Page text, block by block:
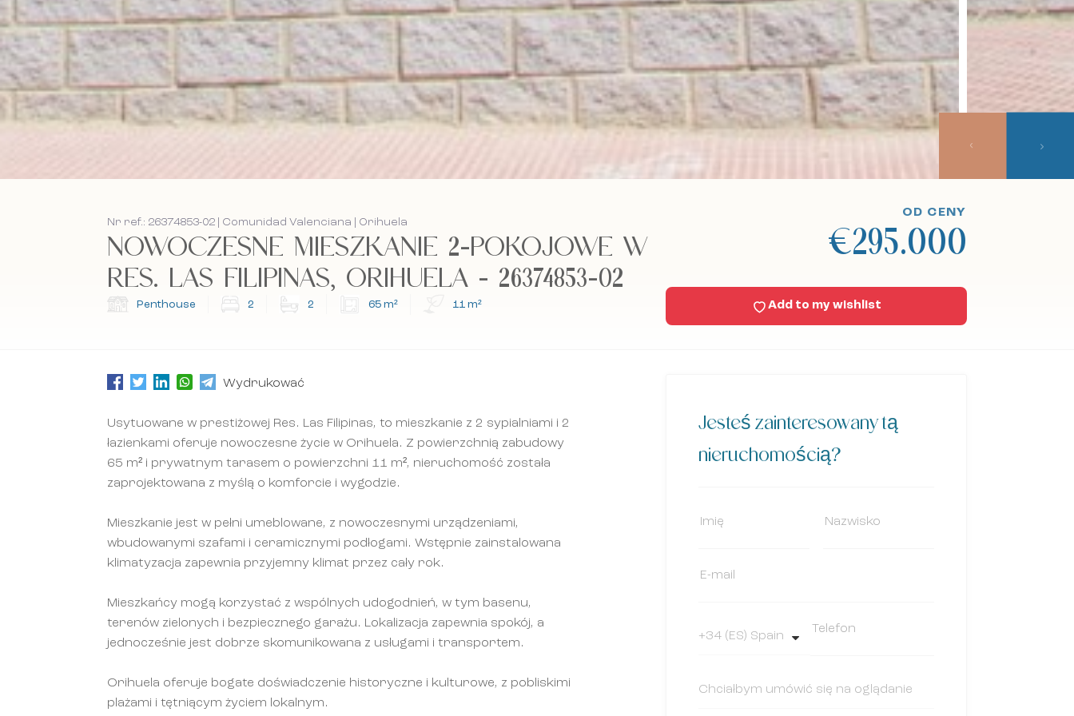
Nr ref.: 26374853-02 | Comunidad Valenciana | Orihuela
NOWOCZESNE MIESZKANIE 2-POKOJOWE W
RES. LAS FILIPINAS, ORIHUELA - 26374853-02
Penthouse 2 2 65 m² 11 m²
OD CENY
€295.000
Add to my wishlist
Wydrukować
Usytuowane w prestiżowej Res. Las Filipinas, to mieszkanie z 2 sypialniami i 2
łazienkami oferuje nowoczesne życie w Orihuela. Z powierzchnią zabudowy
65 m² i prywatnym tarasem o powierzchni 11 m², nieruchomość została
zaprojektowana z myślą o komforcie i wygodzie.
Mieszkanie jest w pełni umeblowane, z nowoczesnymi urządzeniami,
wbudowanymi szafami i ceramicznymi podłogami. Wstępnie zainstalowana
klimatyzacja zapewnia przyjemny klimat przez cały rok.
Mieszkańcy mogą korzystać z wspólnych udogodnień, w tym basenu,
terenów zielonych i bezpiecznego garażu. Lokalizacja zapewnia spokój, a
jednocześnie jest dobrze skomunikowana z usługami i transportem.
Orihuela oferuje bogate doświadczenie historyczne i kulturowe, z pobliskimi
plażami i tętniącym życiem lokalnym.
Jesteś zainteresowany tą
nieruchomością?